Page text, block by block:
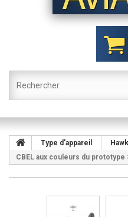
Type d'appareil
CBEL aux couleurs du prototype